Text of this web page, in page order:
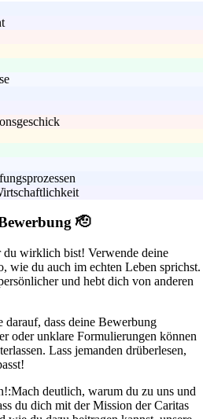
🫡
du wirklich bist! Verwende deine
wie du auch im echten Leben sprichst.
und hebt dich von anderen
darauf, dass deine Bewerbung
oder unklare Formulierungen können
Lass jemanden drüberlesen,
Mach deutlich, warum du zu uns und
du dich mit der Mission der Caritas